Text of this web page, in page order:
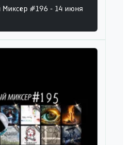
#196 - 14 июня